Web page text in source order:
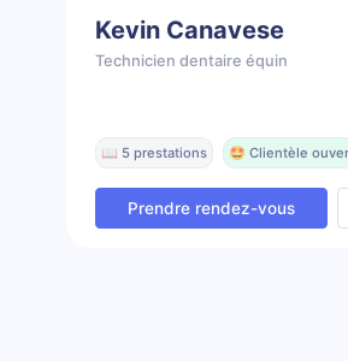
Kevin Canavese
Technicien dentaire équin
📖 5 prestations 🤩 Clientèle
Prendre rendez-vous